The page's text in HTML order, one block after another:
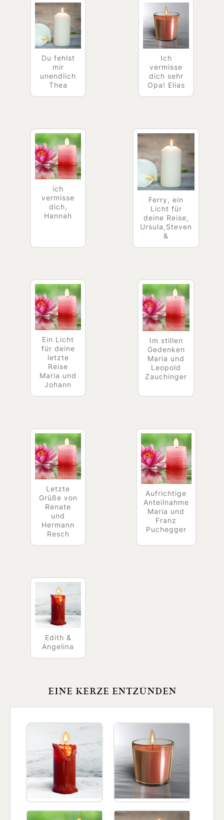
Du fehlst
mir
unendlich
Thea
Ich
vermisse
dich sehr
Opa! Elias
ich
vermisse
dich,
Hannah
Ferry, ein
Licht für
deine Reise,
Ursula,Steven
&
Ein Licht
für deine
letzte
Reise
Maria und
Johann
Im stillen
Gedenken
Maria und
Leopold
Zauchinger
Letzte
Grüße von
Renate
und
Hermann
Resch
Aufrichtige
Anteilnahme
Maria und
Franz
Puchegger
Edith &
Angelina
EINE KERZE ENTZÜNDEN